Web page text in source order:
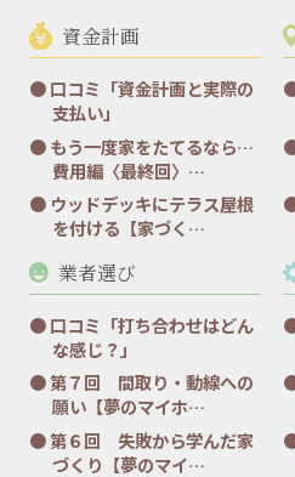
資金計画
口コミ「資金計画と実際の
支払い」
もう一度家をたてるなら…
費用編〈最終回〉…
ウッドデッキにテラス屋根
を付ける【家づく…
業者選び
口コミ「打ち合わせはどん
な感じ？」
第７回 間取り・動線への
願い【夢のマイホ…
第６回 失敗から学んだ家
づくり【夢のマイ…